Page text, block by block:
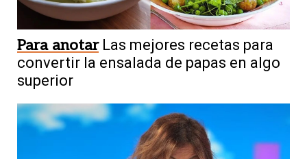
Para anotar Las mejores recetas para
convertir la ensalada de papas en algo
superior